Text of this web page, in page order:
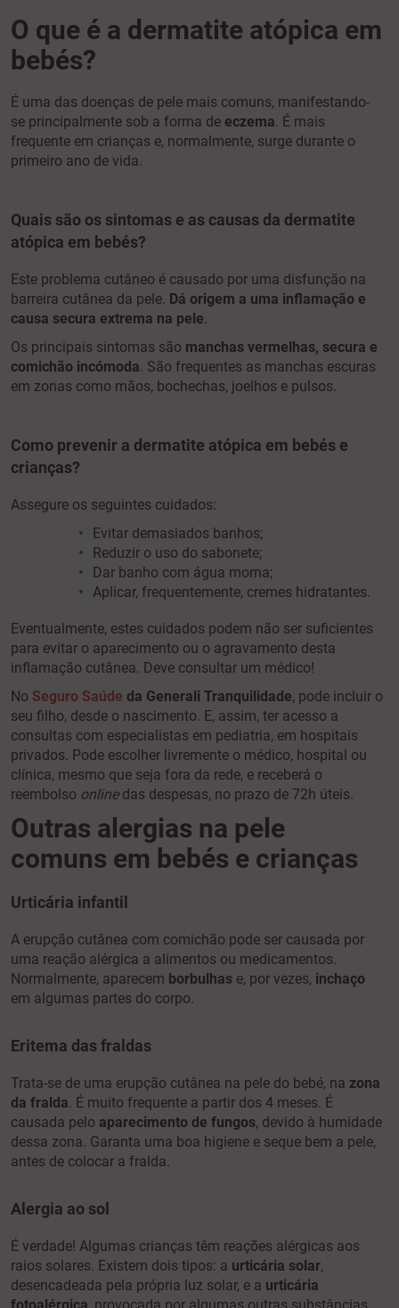
O que é a dermatite atópica em
bebés?
É uma das doenças de pele mais comuns, manifestando-
se principalmente sob a forma de eczema. É mais
frequente em crianças e, normalmente, surge durante o
primeiro ano de vida.
Quais são os sintomas e as causas da dermatite
atópica em bebés?
Este problema cutâneo é causado por uma disfunção na
barreira cutânea da pele. Dá origem a uma inflamação e
causa secura extrema na pele.
Os principais sintomas são manchas vermelhas, secura e
comichão incómoda. São frequentes as manchas escuras
em zonas como mãos, bochechas, joelhos e pulsos.
Como prevenir a dermatite atópica em bebés e
crianças?
Assegure os seguintes cuidados:
Evitar demasiados banhos;
Reduzir o uso do sabonete;
Dar banho com água morna;
Aplicar, frequentemente, cremes hidratantes.
Eventualmente, estes cuidados podem não ser suficientes
para evitar o aparecimento ou o agravamento desta
inflamação cutânea. Deve consultar um médico!
No Seguro Saúde da Generali Tranquilidade, pode incluir o
seu filho, desde o nascimento. E, assim, ter acesso a
consultas com especialistas em pediatria, em hospitais
privados. Pode escolher livremente o médico, hospital ou
clínica, mesmo que seja fora da rede, e receberá o
reembolso onlinedas despesas, no prazo de 72h úteis.
Outras alergias na pele
comuns em bebés e crianças
Urticária infantil
A erupção cutânea com comichão pode ser causada por
uma reação alérgica a alimentos ou medicamentos.
Normalmente, aparecem borbulhas e, por vezes, inchaço
em algumas partes do corpo.
Eritema das fraldas
Trata-se de uma erupção cutânea na pele do bebé, na zona
da fralda. É muito frequente a partir dos 4 meses. É
causada pelo aparecimento de fungos, devido à humidade
dessa zona. Garanta uma boa higiene e seque bem a pele,
antes de colocar a fralda.
Alergia ao sol
É verdade! Algumas crianças têm reações alérgicas aos
raios solares. Existem dois tipos: a urticária solar,
desencadeada pela própria luz solar, e a urticária